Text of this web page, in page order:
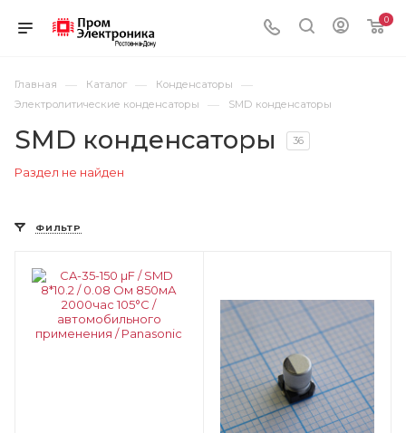
0
Главная — Каталог — Конденсаторы —
Электролитические конденсаторы — SMD конденсаторы
SMD конденсаторы 36
Раздел не найден
ФИЛЬТР
Цвет